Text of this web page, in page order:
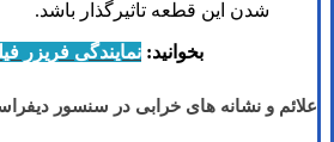
شدن این قطعه تاثیرگذار باشد.
بخوانید: نمایندگی فریزر
علائم و نشانه های خرابی در سنسور